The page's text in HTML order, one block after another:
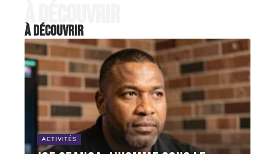
À découvrir
À découvrir
ACTIVITÉS